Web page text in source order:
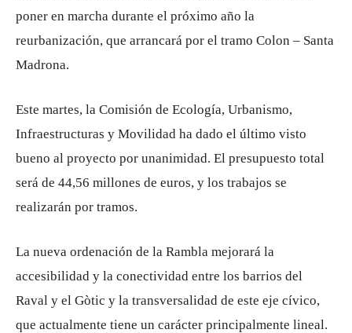
poner en marcha durante el próximo año la
reurbanización, que arrancará por el tramo Colon – Santa
Madrona.
Este martes, la Comisión de Ecología, Urbanismo,
Infraestructuras y Movilidad ha dado el último visto
bueno al proyecto por unanimidad. El presupuesto total
será de 44,56 millones de euros, y los trabajos se
realizarán por tramos.
La nueva ordenación de la Rambla mejorará la
accesibilidad y la conectividad entre los barrios del
Raval y el Gòtic y la transversalidad de este eje cívico,
que actualmente tiene un carácter principalmente lineal.